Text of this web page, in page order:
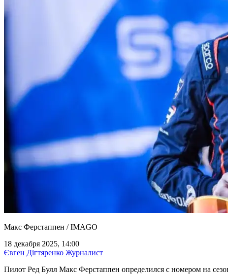
Макс Ферстаппен / IMAGO
18 декабря 2025, 14:00
Євген Дігтяренко Журналист
Пилот Ред Булл Макс Ферстаппен определился с номером на